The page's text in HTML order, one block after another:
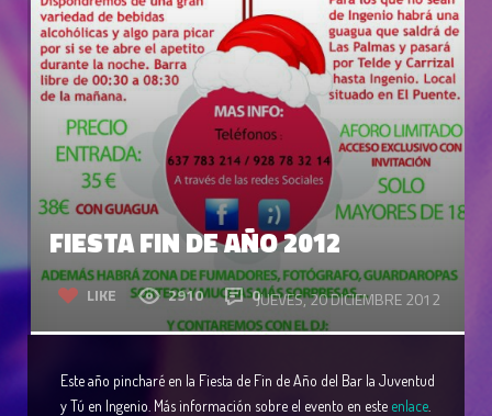
FIESTA FIN DE AÑO 2012
LIKE 2910 0JUEVES, 20 DICIEMBRE 2012
Este año pincharé en la Fiesta de Fin de Año del Bar la Juventud
y Tú en Ingenio. Más información sobre el evento en este enlace